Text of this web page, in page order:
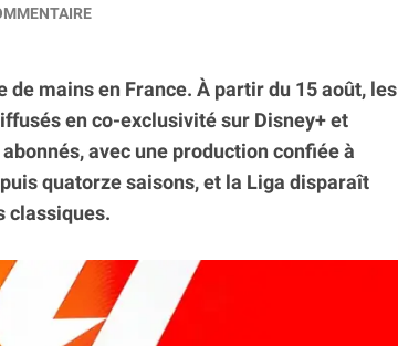
de mains en France. À partir du 15 août, les
en co-exclusivité sur Disney+ et
avec une production confiée à
quatorze saisons, et la Liga disparaît
classiques.